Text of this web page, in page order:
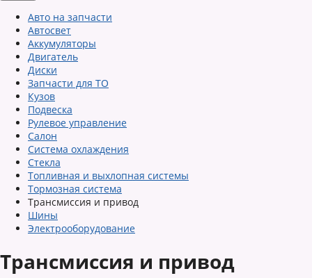
Авто на запчасти
Автосвет
Аккумуляторы
Двигатель
Диски
Запчасти для ТО
Кузов
Подвеска
Рулевое управление
Салон
Система охлаждения
Стекла
Топливная и выхлопная системы
Тормозная система
Трансмиссия и привод
Шины
Электрооборудование
Трансмиссия и привод